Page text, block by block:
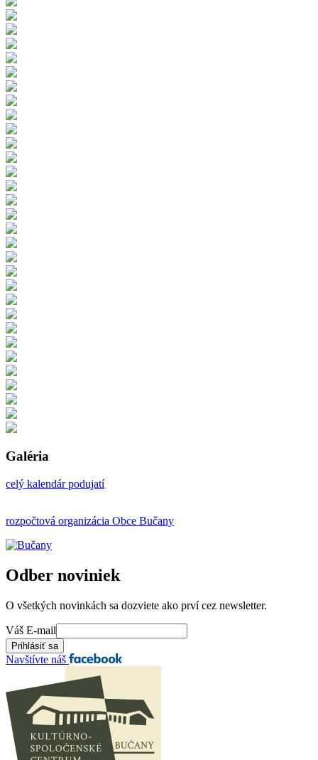
Galéria
celý kalendár podujatí
rozpočtová organizácia Obce Bučany
Odber noviniek
O všetkých novinkách sa dozviete ako prví cez newsletter.
Váš E-mail
Navštívte náš